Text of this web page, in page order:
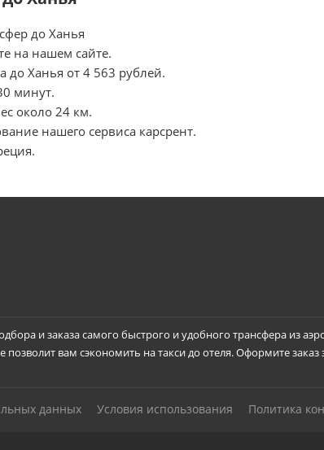
до Ханья
на нашем сайте.
до Ханья от 4 563 рублей.
минут.
около 24 км.
нашего сервиса карсрент.
и заказа самого быстрого и удобного трансфера из
позволит вам сэкономить на такси до отеля. Оформите
данных Условия использования Политика